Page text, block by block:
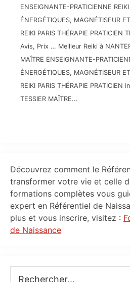
ENSEIGNANTE-PRATICIENNE
ÉNERGÉTIQUES, MAGNÉTISEUR
REIKI PARIS THÉRAPIE
Avis, Prix … Meilleur Reiki à
MAÎTRE ENSEIGNANTE-
ÉNERGÉTIQUES, MAGNÉTISEUR
REIKI PARIS THÉRAPIE PRATICIEN
TESSIER MAÎTRE...
Primary
Sidebar
Découvrez comment le
transformer votre vie et celle
formations complètes vous
expert en Référentiel de
plus et vous inscrire, visitez :
de Naissance